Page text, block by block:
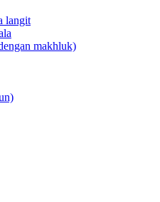
langit
makhluk)